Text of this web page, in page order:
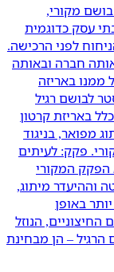
מקורי,
עסק כדוגמית
לפני הרכישה.
חברה ובאותה
באריזה
לבושם רגיל
באריזת קרטון
מפואר, בניגוד
פקק: לעיתים
המקורי
מיתוג,
באופן
הנוזל
– הן מבחינת